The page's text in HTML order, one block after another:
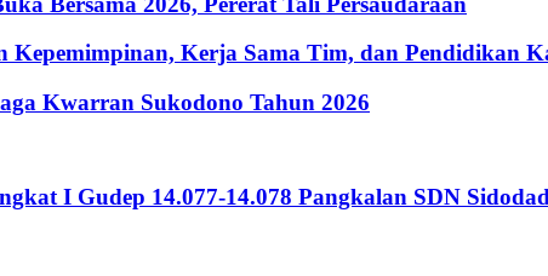
Kepemimpinan, Kerja Sama Tim, dan Pendidikan
Kwarran Sukodono Tahun 2026
I Gudep 14.077-14.078 Pangkalan SDN